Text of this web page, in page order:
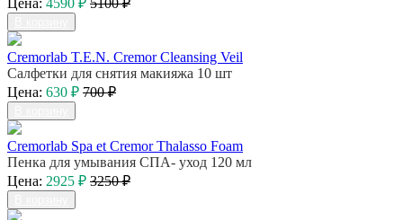
Cremorlab T.E.N. Cremor Cleansing Veil
Салфетки для снятия макияжа 10 шт
Цена: 630 ₽ 700 ₽
Cremorlab Spa et Cremor Thalasso Foam
Пенка для умывания СПА- уход 120 мл
Цена: 2925 ₽ 3250 ₽